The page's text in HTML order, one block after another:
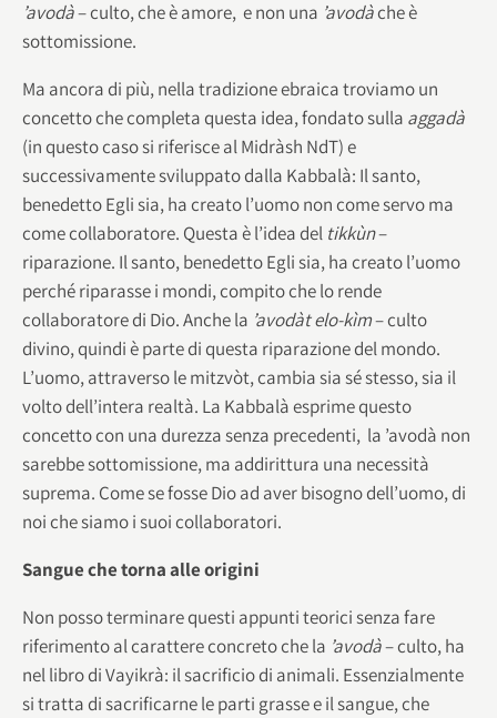
’avodà– culto, che è amore, e non una ’avodàche è
sottomissione.
Ma ancora di più, nella tradizione ebraica troviamo un
concetto che completa questa idea, fondato sulla aggadà
(in questo caso si riferisce al Midràsh NdT) e
successivamente sviluppato dalla Kabbalà: Il santo,
benedetto Egli sia, ha creato l’uomo non come servo ma
come collaboratore. Questa è l’idea del tikkùn–
riparazione. Il santo, benedetto Egli sia, ha creato l’uomo
perché riparasse i mondi, compito che lo rende
collaboratore di Dio. Anche la ’avodàt elo-kìm– culto
divino, quindi è parte di questa riparazione del mondo.
L’uomo, attraverso le mitzvòt, cambia sia sé stesso, sia il
volto dell’intera realtà. La Kabbalà esprime questo
concetto con una durezza senza precedenti, la ’avodà non
sarebbe sottomissione, ma addirittura una necessità
suprema. Come se fosse Dio ad aver bisogno dell’uomo, di
noi che siamo i suoi collaboratori.
Sangue che torna alle origini
Non posso terminare questi appunti teorici senza fare
riferimento al carattere concreto che la ’avodà– culto, ha
nel libro di Vayikrà: il sacrificio di animali. Essenzialmente
si tratta di sacrificarne le parti grasse e il sangue, che